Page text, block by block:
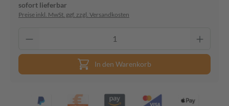
sofort lieferbar
Preise inkl. MwSt. ggf. zzgl. Versandkosten
In den Warenkorb